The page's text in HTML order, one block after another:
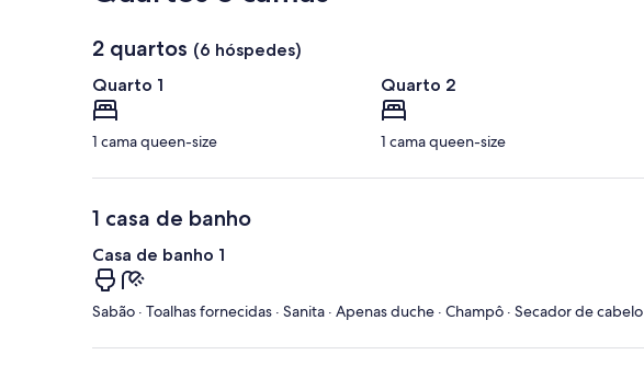
2 quartos (6 hóspedes)
Quarto 1
1 cama queen-size
Quarto 2
1 cama queen-size
1 casa de banho
Casa de banho 1
Sabão · Toalhas fornecidas · Sanita · Apenas duche · Champô · Secador de cabelo